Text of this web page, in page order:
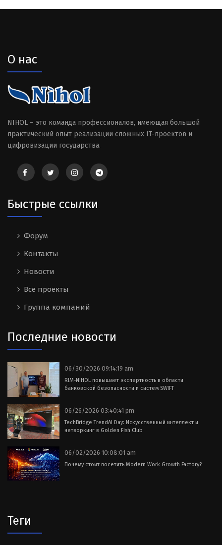
О нас
NIHOL – это команда профессионалов, имеющая большой
практический опыт реализации сложных IT-проектов и
цифровизации государства.
Быстрые ссылки
Форум
Контакты
Новости
Все проекты
Группа компаний
Последние новости
06/30/2026 09:14:19 am
RIM-NIHOL повышает экспертность в области
банковской безопасности и систем SWIFT
06/26/2026 03:40:41 pm
TechBridge TrendAI Day: Искусственный интеллект и
нетворкинг в Golden Fish Club
06/02/2026 10:08:01 am
Почему стоит посетить Modern Work Growth Factory?
Теги